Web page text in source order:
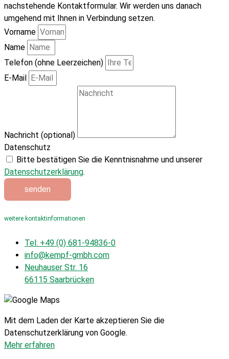
nachstehende Kontaktformular. Wir werden uns danach
umgehend mit Ihnen in Verbindung setzen.
Vorname
Name
Telefon (ohne Leerzeichen)
E-Mail
Nachricht (optional)
Datenschutz
Bitte bestätigen Sie die Kenntnisnahme und unserer
Datenschutzerklärung.
senden
weitere kontaktinformationen
Tel: +49 (0) 681-94836-0
info@kempf-gmbh.com
Neuhauser Str. 16
66115 Saarbrücken
Mit dem Laden der Karte akzeptieren Sie die
Datenschutzerklärung von Google.
Mehr erfahren